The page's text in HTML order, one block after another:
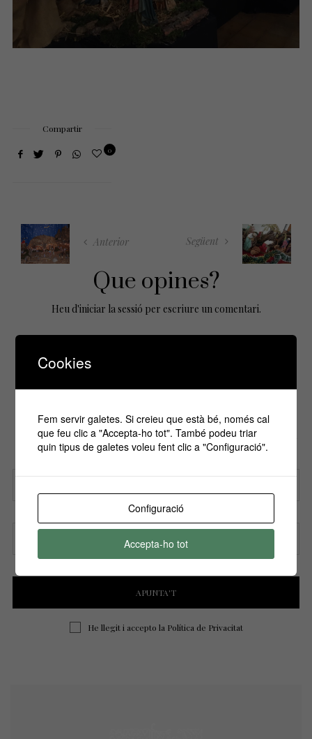
Compartir
0
Anterior Següent
Que opines?
Heu d'iniciar la sessió per escriure un comentari.
Si vols estar informa't de tots els
esdeveniments, inscriu-te amb el teu email al
nostre butlletí!
Nom
Correu electrònic
He llegit i accepto la Política de Privacitat
Cookies
Fem servir galetes. Si creieu que està bé, només cal
que feu clic a "Accepta-ho tot". També podeu triar
quin tipus de galetes voleu fent clic a "Configuració".
Configuració
Accepta-ho tot